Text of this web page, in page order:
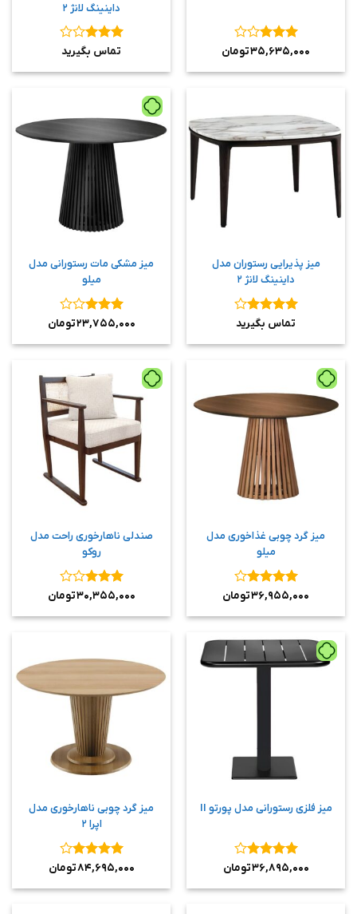
نمره۳
۳۵,۶۳۵,۰۰۰تومان
داینینگ لانژ ۲
نمره ۳
تماس بگیرید
میز پذیرایی رستوران مدل
داینینگ لانژ ۲
نمره ۴
تماس بگیرید
میز مشکی مات رستورانی مدل
میلو
نمره۳
۲۳,۷۵۵,۰۰۰تومان
میز گرد چوبی غذاخوری مدل
میلو
نمره۴
۳۶,۹۵۵,۰۰۰تومان
صندلی ناهارخوری راحت مدل
روکو
نمره۳
۳۰,۳۵۵,۰۰۰تومان
میز فلزی رستورانی مدل پورتو II
نمره۴
۳۶,۸۹۵,۰۰۰تومان
میز گرد چوبی ناهارخوری مدل
اپرا ۲
نمره۴
۸۴,۶۹۵,۰۰۰تومان